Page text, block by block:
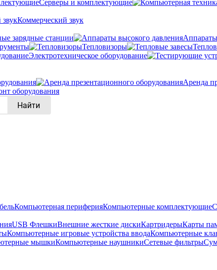
Серверы и комплектующие
Коммерческий звук
зарядные станции
Тепловизоры
Электротехническое оборудование
Аренда
оборудования
Найти
Компьютерная периферияКомпьютерные комплектующие
USB ФлешкиВнешние жесткие дискиКартридерыКарты
Компьютерные игровые устройства вводаКомпьютерные
мышкиКомпьютерные наушникиСетевые фильтры